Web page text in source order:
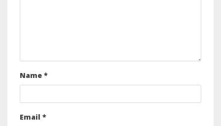
Name *
Email *